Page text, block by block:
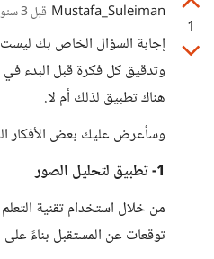
1
Mustafa_Suleiman قبل 3 سنوات
إجابة السؤال الخاص بك
وتدقيق كل فكرة قبل البدء في
هناك تطبيق لذلك أم لا.
وسأعرض عليك بعض الأفكار
1- تطبيق لتحليل الصور
من خلال استخدام تقنية
توقعات عن المستقبل بناءً